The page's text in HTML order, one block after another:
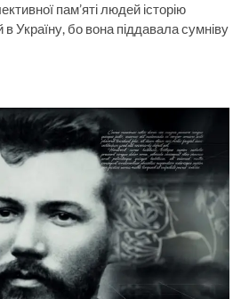
пам’яті людей історію
в Україну, бо вона піддавала сумніву